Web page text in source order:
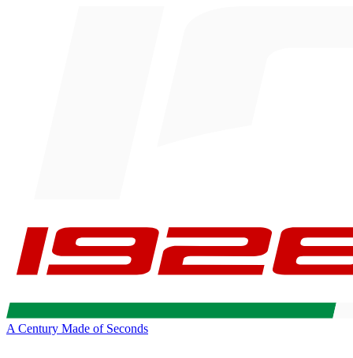
A Century Made of Seconds